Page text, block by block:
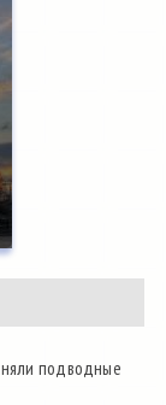
подводные